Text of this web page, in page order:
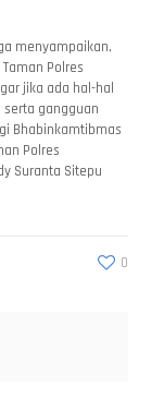
menyampaikan,
Polres
jika ada hal-hal
gangguan
Bhabinkamtibmas
Polres
Suranta Sitepu
0